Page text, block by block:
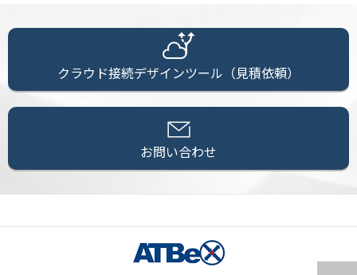
クラウド接続デザインツール（見積依頼）
お問い合わせ